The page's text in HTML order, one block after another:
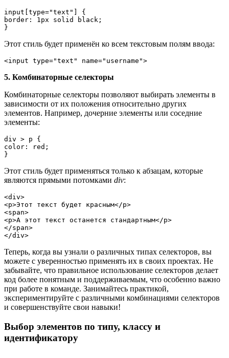
input[type="text"] {
border: 1px solid black;
}
Этот стиль будет применён ко всем текстовым полям ввода:
<input type="text" name="username">
5. Комбинаторные селекторы
Комбинаторные селекторы позволяют выбирать элементы в
зависимости от их положения относительно других
элементов. Например, дочерние элементы или соседние
элементы:
div > p {
color: red;
}
Этот стиль будет применяться только к абзацам, которые
являются прямыми потомками div:
<div>
<p>Этот текст будет красным</p>
<span>
<p>А этот текст останется стандартным</p>
</span>
</div>
Теперь, когда вы узнали о различных типах селекторов, вы
можете с уверенностью применять их в своих проектах. Не
забывайте, что правильное использование селекторов делает
код более понятным и поддерживаемым, что особенно важно
при работе в команде. Занимайтесь практикой,
экспериментируйте с различными комбинациями селекторов
и совершенствуйте свои навыки!
Выбор элементов по типу, классу и
идентификатору